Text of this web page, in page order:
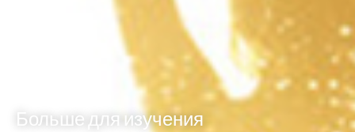
Больше для изучения